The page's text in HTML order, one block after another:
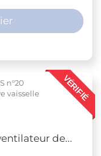
VÉRIFIÉ
de...